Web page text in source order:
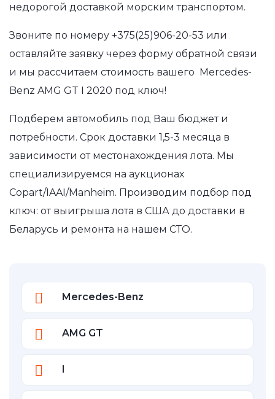
недорогой доставкой морским транспортом.
Звоните по номеру +375(25)906-20-53 или
оставляйте заявку через форму обратной связи
и мы рассчитаем стоимость вашего Mercedes-
Benz AMG GT I 2020 под ключ!
Подберем автомобиль под Ваш бюджет и
потребности. Срок доставки 1,5-3 месяца в
зависимости от местонахождения лота. Мы
специализируемся на аукционах
Copart/IAAI/Manheim. Производим подбор под
ключ: от выигрыша лота в США до доставки в
Беларусь и ремонта на нашем СТО.
Mercedes-Benz
AMG GT
I